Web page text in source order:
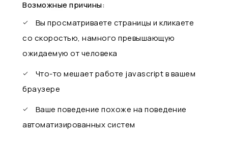
Возможные причины:
Вы просматриваете страницы и кликаете
со скоростью, намного превышающую
ожидаемую от человека
Что-то мешает работе javascript в вашем
браузере
Ваше поведение похоже на поведение
автоматизированных систем